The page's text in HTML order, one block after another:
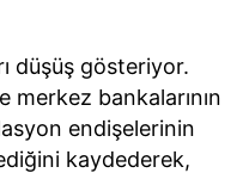
düşüş gösteriyor.
merkez bankalarının
endişelerinin
kaydederek,